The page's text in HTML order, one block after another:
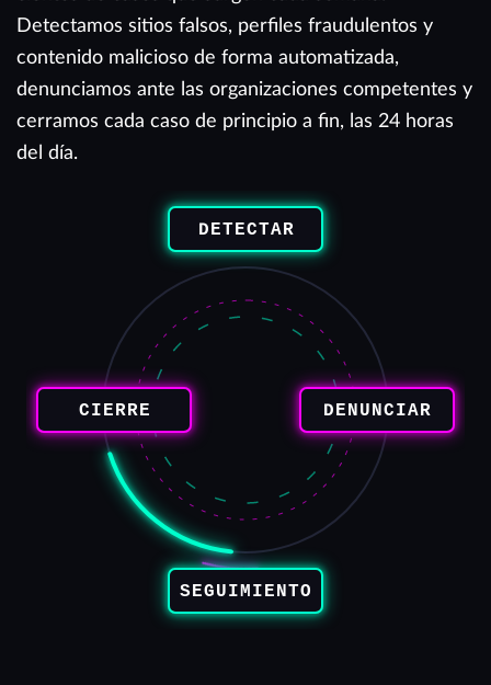
Detectamos sitios falsos, perfiles fraudulentos y
contenido malicioso de forma automatizada,
denunciamos ante las organizaciones competentes y
cerramos cada caso de principio a fin, las 24 horas
del día.